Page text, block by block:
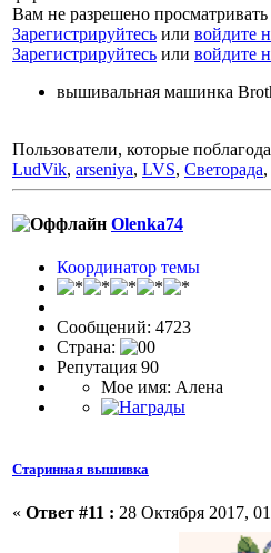
Вам не разрешено
Зарегистрируйтесь или войдите
Зарегистрируйтесь или войдите
вышивальная машинка
Пользователи, которые
LudVik, arseniya, LVS, Светорада,
Olenka74
Координатор темы
Сообщений: 4723
Страна:
Репутация 90
Мое имя: Алена
Старинная вышивка
« Ответ #11 : 28 Октября 2017,